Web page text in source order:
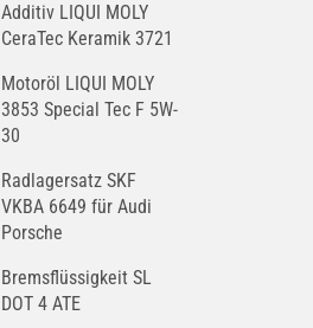
Additiv LIQUI MOLY
CeraTec Keramik 3721
Motoröl LIQUI MOLY
3853 Special Tec F 5W-
30
Radlagersatz SKF
VKBA 6649 für Audi
Porsche
Bremsflüssigkeit SL
DOT 4 ATE